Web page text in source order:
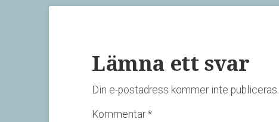
Lämna ett svar
Din e-postadress kommer inte publiceras.
Kommentar*